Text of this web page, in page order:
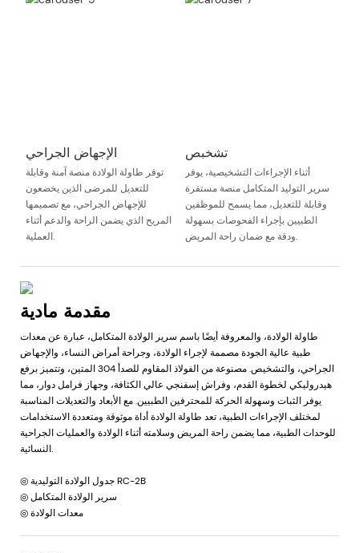
الإجهاض الجراحي
توفر طاولة الولادة منصة آمنة وقابلة
للتعديل للمرضى الذين يخضعون
للإجهاض الجراحي، مع تصميمها
المريح الذي يضمن الراحة والدعم أثناء
العملية.
تشخبص
أثناء الإجراءات التشخيصية، يوفر
سرير التوليد المتكامل منصة مستقرة
وقابلة للتعديل، مما يسمح للموظفين
الطبيين بإجراء الفحوصات بسهولة
ودقة مع ضمان راحة المريض.
مقدمة مادية
طاولة الولادة، والمعروفة أيضًا باسم سرير الولادة المتكامل، عبارة عن معدات
طبية عالية الجودة مصممة لإجراء الولادة، وجراحة أمراض النساء، والإجهاض
الجراحي، والتشخيص. مصنوعة من الفولاذ المقاوم للصدأ 304 المتين، وتتميز برفع
هيدروليكي لخطوة القدم، وفراش إسفنجي عالي الكثافة، وجهاز فرامل دوار، مما
يوفر الثبات وسهولة الحركة للمحترفين الطبيين. مع الأبعاد والتعديلات المناسبة
لمختلف الإجراءات الطبية، تعد طاولة الولادة أداة موثوقة ومتعددة الاستخدامات
للوحدات الطبية، مما يضمن راحة المريض وسلامته أثناء الولادة والعمليات الجراحية
النسائية.
◎ جدول الولادة التوليدية RC-2B
◎ سرير الولادة المتكامل
◎ معدات الولادة